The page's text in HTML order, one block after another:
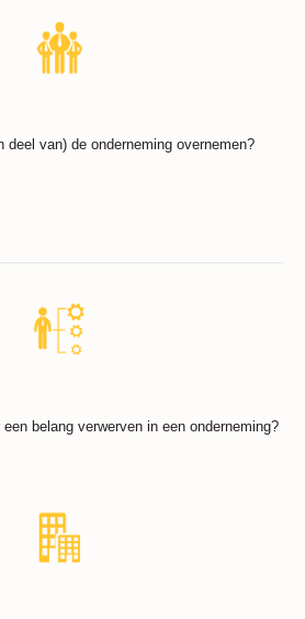
deel van) de onderneming overnemen?
belang verwerven in een onderneming?